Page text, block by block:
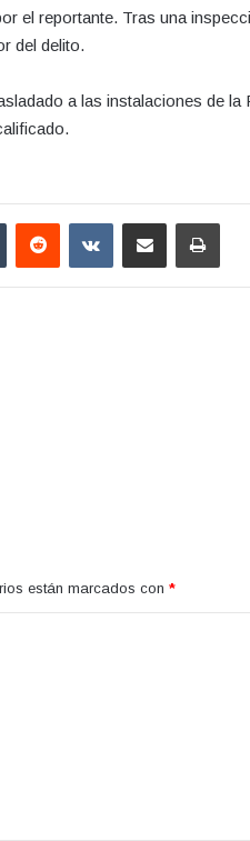
el reportante. Tras una
del delito.
a las instalaciones de la
Tumblr Reddit VKontakteCompartir por correo electrónico
están marcados con *